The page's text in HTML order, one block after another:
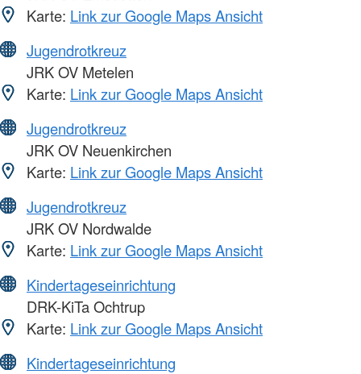
Karte: Link zur Google Maps Ansicht
Jugendrotkreuz
JRK OV Metelen
Karte: Link zur Google Maps Ansicht
Jugendrotkreuz
JRK OV Neuenkirchen
Karte: Link zur Google Maps Ansicht
Jugendrotkreuz
JRK OV Nordwalde
Karte: Link zur Google Maps Ansicht
Kindertageseinrichtung
DRK-KiTa Ochtrup
Karte: Link zur Google Maps Ansicht
Kindertageseinrichtung